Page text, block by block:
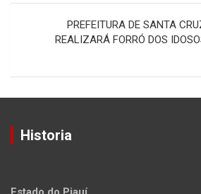
PREFEITURA DE SANTA
REALIZARÁ FORRÓ DOS
Historia